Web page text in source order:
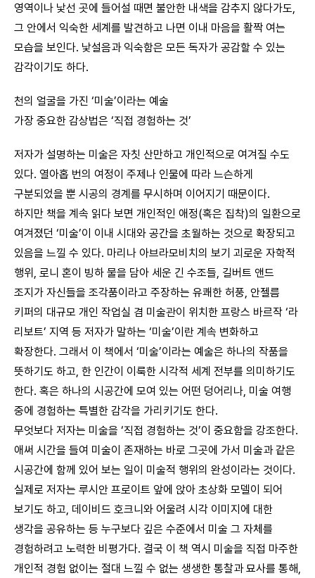
영역이나 낯선 곳에 들어설 때면 불안한 내색을 감추지 않다가도,
그 안에서 익숙한 세계를 발견하고 나면 이내 마음을 활짝 여는
모습을 보인다. 낯설음과 익숙함은 모든 독자가 공감할 수 있는
감각이기도 하다.
천의 얼굴을 가진 ‘미술’이라는 예술
가장 중요한 감상법은 ‘직접 경험하는 것’
저자가 설명하는 미술은 자칫 산만하고 개인적으로 여겨질 수도
있다. 열아홉 번의 여정이 주제나 인물에 따라 느슨하게
구분되었을 뿐 시공의 경계를 무시하며 이어지기 때문이다.
하지만 책을 계속 읽다 보면 개인적인 애정(혹은 집착)의 일환으로
여겨졌던 ‘미술’이 이내 시대와 공간을 초월하는 것으로 확장되고
있음을 느낄 수 있다. 마리나 아브라모비치의 보기 괴로운 자학적
행위, 로니 혼이 빙하 물을 담아 세운 긴 수조들, 길버트 앤드
조지가 자신들을 조각품이라고 주장하는 유쾌한 허풍, 안젤름
키퍼의 대규모 개인 작업실 겸 미술관이 위치한 프랑스 바르작 ‘라
리보트’ 지역 등 저자가 말하는 ‘미술’이란 계속 변화하고
확장한다. 그래서 이 책에서 ‘미술’이라는 예술은 하나의 작품을
뜻하기도 하고, 한 인간이 이룩한 시각적 세계 전부를 의미하기도
한다. 혹은 하나의 시공간에 모여 있는 어떤 덩어리나, 미술 여행
중에 경험하는 특별한 감각을 가리키기도 한다.
무엇보다 저자는 미술을 ‘직접 경험하는 것’이 중요함을 강조한다.
애써 시간을 들여 미술이 존재하는 바로 그곳에 가서 미술과 같은
시공간에 함께 있어 보는 일이 미술적 행위의 완성이라는 것이다.
실제로 저자는 루시안 프로이트 앞에 앉아 초상화 모델이 되어
보기도 하고, 데이비드 호크니와 어울려 시각 이미지에 대한
생각을 공유하는 등 누구보다 깊은 수준에서 미술 그 자체를
경험하려고 노력한 비평가다. 결국 이 책 역시 미술을 직접 마주한
개인적 경험 없이는 절대 느낄 수 없는 생생한 통찰과 묘사를 통해,